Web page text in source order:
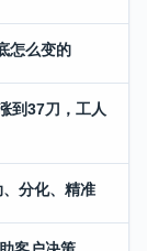
怎么变的
到37刀，工人
分化、精准